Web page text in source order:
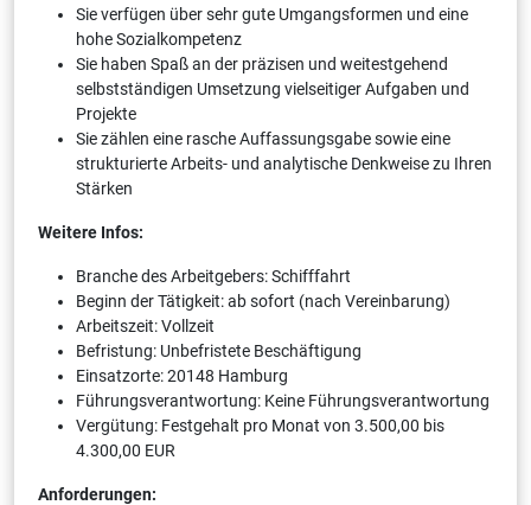
Sie verfügen über sehr gute Umgangsformen und eine
hohe Sozialkompetenz
Sie haben Spaß an der präzisen und weitestgehend
selbstständigen Umsetzung vielseitiger Aufgaben und
Projekte
Sie zählen eine rasche Auffassungsgabe sowie eine
strukturierte Arbeits- und analytische Denkweise zu Ihren
Stärken
Weitere Infos:
Branche des Arbeitgebers: Schifffahrt
Beginn der Tätigkeit: ab sofort (nach Vereinbarung)
Arbeitszeit: Vollzeit
Befristung: Unbefristete Beschäftigung
Einsatzorte: 20148 Hamburg
Führungsverantwortung: Keine Führungsverantwortung
Vergütung: Festgehalt pro Monat von 3.500,00 bis
4.300,00 EUR
Anforderungen: